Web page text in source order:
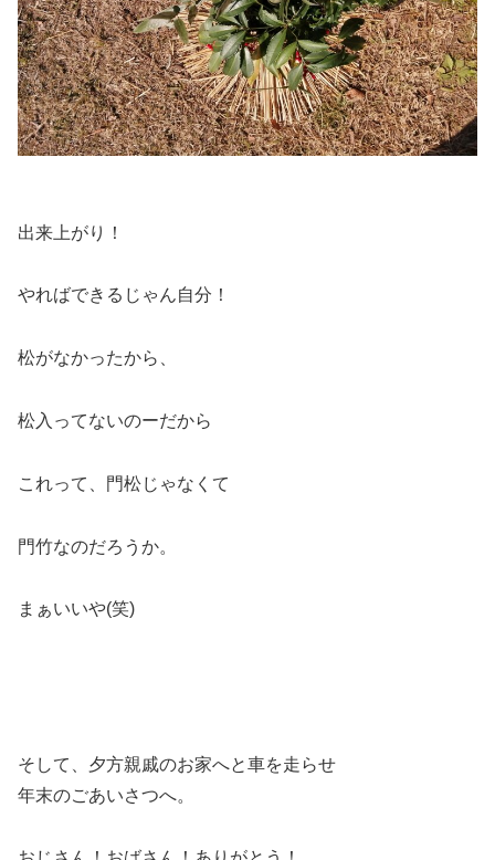
出来上がり！
やればできるじゃん自分！
松がなかったから、
松入ってないのーだから
これって、門松じゃなくて
門竹なのだろうか。
まぁいいや(笑)
そして、夕方親戚のお家へと車を走らせ
年末のごあいさつへ。